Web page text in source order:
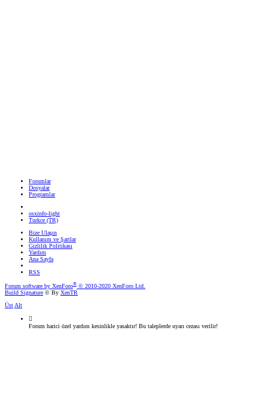
Forumlar
Dosyalar
Programlar
osxinfo-light
Turkce (TR)
Bize Ulaşın
Kullanım ve Şartlar
Gizlilik Politikası
Yardım
Ana Sayfa
RSS
Forum software by XenForo® © 2010-2020 XenForo Ltd.
Build Signature © By XenTR
Üst Alt
Forum harici özel yardım kesinlikle yasaktır! Bu taleplerde uyarı cezası verilir!